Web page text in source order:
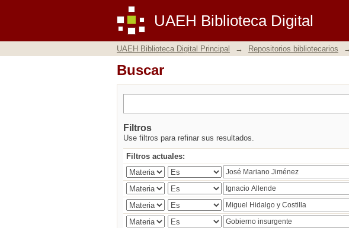
UAEH Biblioteca Digital
Buscar
UAEH Biblioteca Digital Principal → Repositorios bibliotecarios →
Buscar
Filtros
Use filtros para refinar sus resultados.
Filtros actuales: